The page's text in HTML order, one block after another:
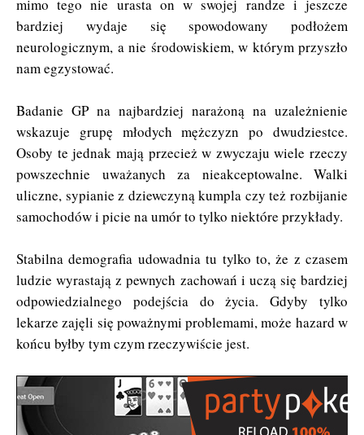
mimo tego nie urasta on w swojej randze i jeszcze
bardziej wydaje się spowodowany podłożem
neurologicznym, a nie środowiskiem, w którym przyszło
nam egzystować.
Badanie GP na najbardziej narażoną na uzależnienie
wskazuje grupę młodych mężczyzn po dwudziestce.
Osoby te jednak mają przecież w zwyczaju wiele rzeczy
powszechnie uważanych za nieakceptowalne. Walki
uliczne, sypianie z dziewczyną kumpla czy też rozbijanie
samochodów i picie na umór to tylko niektóre przykłady.
Stabilna demografia udowadnia tu tylko to, że z czasem
ludzie wyrastają z pewnych zachowań i uczą się bardziej
odpowiedzialnego podejścia do życia. Gdyby tylko
lekarze zajęli się poważnymi problemami, może hazard w
końcu byłby tym czym rzeczywiście jest.